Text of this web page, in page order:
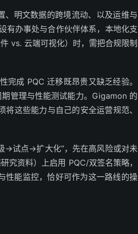
明文数据的跨境流动、以及运维与
有办事处与合作伙伴体系，本地化支
vs. 云端可视化）时，需把合规限制
成 PQC 迁移既昂贵又缺乏经验。
管理与性能测试能力。Gigamon 的
这些能力与自己的安全运营规范、
试点→扩大化”，先在高风险或对未
究资料）上启用 PQC/双签名策略，
性能监控，恰好可作为这一路线的操